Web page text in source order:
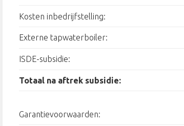
Kosten inbedrijfstelling:
Externe tapwaterboiler:
ISDE-subsidie:
Totaal na aftrek subsidie:
Garantievoorwaarden: